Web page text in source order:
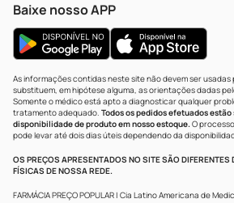
Baixe nosso APP
As informações contidas neste site não devem ser
substituem, em hipótese alguma, as orientações dadas
Somente o médico está apto a diagnosticar qualquer
tratamento adequado. Todos os pedidos efetuados
disponibilidade de produto em nosso estoque.O
pode levar até dois dias úteis dependendo da
OS PREÇOS APRESENTADOS NO SITE SÃO DIFERENTES
FÍSICAS DE NOSSA REDE.
FARMÁCIA PREÇO POPULAR | Cia Latino Americana de